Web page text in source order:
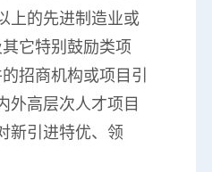
上的先进制造业或
它特别鼓励类项
招商机构或项目引
外高层次人才项目
新引进特优、领